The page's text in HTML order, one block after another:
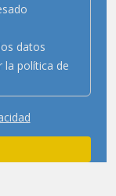
datos
la política de